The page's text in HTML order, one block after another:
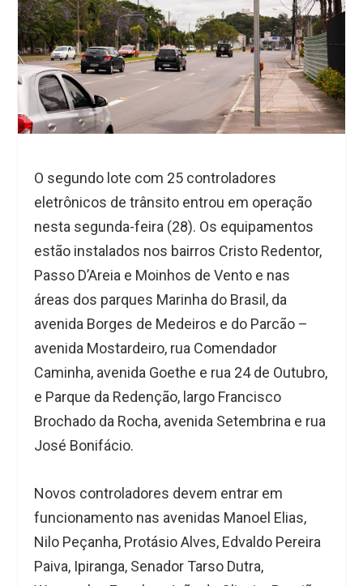
O segundo lote com 25 controladores
eletrônicos de trânsito entrou em operação
nesta segunda-feira (28). Os equipamentos
estão instalados nos bairros Cristo Redentor,
Passo D’Areia e Moinhos de Vento e nas
áreas dos parques Marinha do Brasil, da
avenida Borges de Medeiros e do Parcão –
avenida Mostardeiro, rua Comendador
Caminha, avenida Goethe e rua 24 de Outubro,
e Parque da Redenção, largo Francisco
Brochado da Rocha, avenida Setembrina e rua
José Bonifácio.
Novos controladores devem entrar em
funcionamento nas avenidas Manoel Elias,
Nilo Peçanha, Protásio Alves, Edvaldo Pereira
Paiva, Ipiranga, Senador Tarso Dutra,